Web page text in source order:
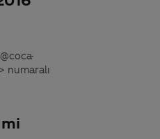
numaralı